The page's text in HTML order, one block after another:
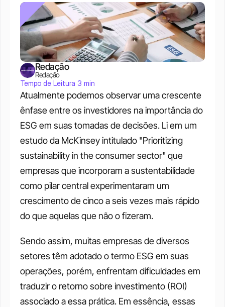
Atualmente podemos observar uma crescente
ênfase entre os investidores na importância do
ESG em suas tomadas de decisões. Li em um
estudo da McKinsey intitulado "Prioritizing
sustainability in the consumer sector" que
empresas que incorporam a sustentabilidade
como pilar central experimentaram um
crescimento de cinco a seis vezes mais rápido
do que aquelas que não o fizeram.
Sendo assim, muitas empresas de diversos
setores têm adotado o termo ESG em suas
operações, porém, enfrentam dificuldades em
traduzir o retorno sobre investimento (ROI)
associado a essa prática. Em essência, essas
Redação
Redação
Tempo de Leitura 3 min